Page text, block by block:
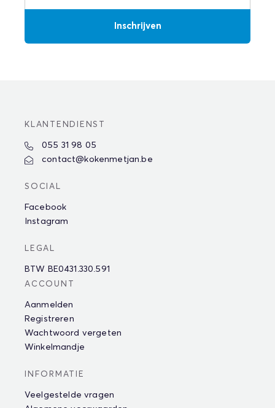
Inschrijven
KLANTENDIENST
055 31 98 05
contact@kokenmetjan.be
SOCIAL
Facebook
Instagram
LEGAL
BTW BE0431.330.591
ACCOUNT
Aanmelden
Registreren
Wachtwoord vergeten
Winkelmandje
INFORMATIE
Veelgestelde vragen